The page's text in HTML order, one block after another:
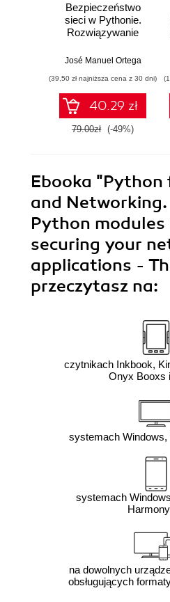
Bezpieczeństwo
sieci w Pythonie.
Rozwiązywanie
pomocą skryptów i
II
José Manuel Ortega
(39,50 zł najniższa cena z 30 dni)
40.29 zł
79.00zł (-49%)
Ebooka "Python
and Networking.
Python
securing your
applications -
przeczytasz na:
czytnikach Inkbook,
Onyx Booxs
systemach
systemach
na dowolnych
obsługujących